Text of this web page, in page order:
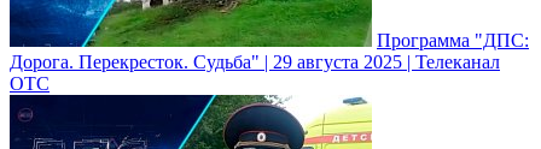
Программа "ДПС:
Дорога. Перекресток. Судьба" | 29 августа 2025 | Телеканал
ОТС